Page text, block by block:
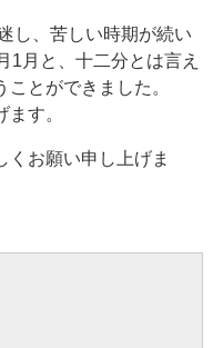
し、苦しい時期が続い
1月と、十二分とは言え
とができました。
す。
くお願い申し上げま